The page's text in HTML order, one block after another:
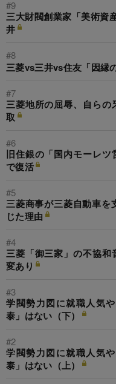
#9
三大財閥創業家「美術資
井
#8
三菱vs三井vs住友「因縁
#7
三菱地所の屈辱、自ら
取
#6
旧住銀の「国内モーレ
で復活
#5
三菱商事が三菱自動車を
じた理由
#4
三菱「御三家」の不協
変あり
#3
学閥勢力図に就職人気
泰」はない（下）
#2
学閥勢力図に就職人気
泰」はない（上）